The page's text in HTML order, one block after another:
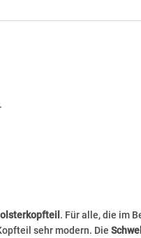
. Für alle, die im
sehr modern. Die